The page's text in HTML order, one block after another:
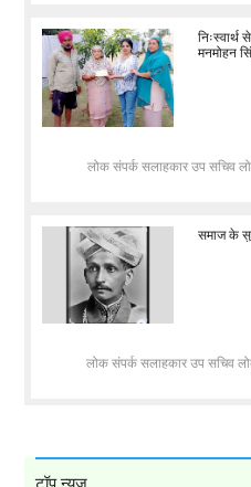
मनमोहन
लोक संपर्क सलाहकार उप सचिव
समाज के
लोक संपर्क सलाहकार उप सचिव